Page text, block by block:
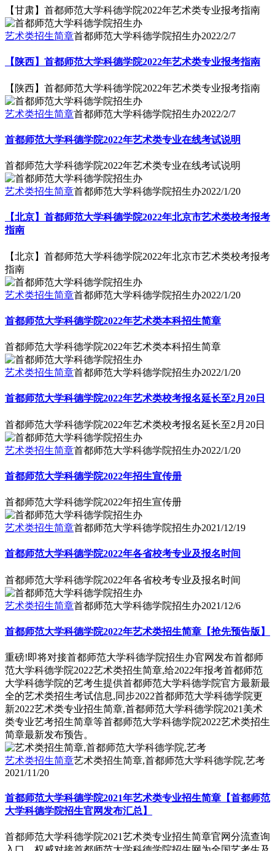
【甘肃】首都师范大学科德学院2022年艺术类专业报考指南
艺术类招生简章首都师范大学科德学院招生办2022/2/7
【陕西】首都师范大学科德学院2022年艺术类专业报考指南
【陕西】首都师范大学科德学院2022年艺术类专业报考指南
艺术类招生简章首都师范大学科德学院招生办2022/2/7
首都师范大学科德学院2022年艺术类专业在线考试说明
首都师范大学科德学院2022年艺术类专业在线考试说明
艺术类招生简章首都师范大学科德学院招生办2022/1/20
【北京】首都师范大学科德学院2022年北京市艺术类校考报考
指南
【北京】首都师范大学科德学院2022年北京市艺术类校考报考
指南
艺术类招生简章首都师范大学科德学院招生办2022/1/20
首都师范大学科德学院2022年艺术类本科招生简章
首都师范大学科德学院2022年艺术类本科招生简章
艺术类招生简章首都师范大学科德学院招生办2022/1/20
首都师范大学科德学院2022年艺术类校考报名延长至2月20日
首都师范大学科德学院2022年艺术类校考报名延长至2月20日
艺术类招生简章首都师范大学科德学院招生办2022/1/20
首都师范大学科德学院2022年招生宣传册
首都师范大学科德学院2022年招生宣传册
艺术类招生简章首都师范大学科德学院招生办2021/12/19
首都师范大学科德学院2022年各省校考专业及报名时间
首都师范大学科德学院2022年各省校考专业及报名时间
艺术类招生简章首都师范大学科德学院招生办2021/12/6
首都师范大学科德学院2022年艺术类招生简章【抢先预告版】
重磅!即将对接首都师范大学科德学院招生办官网发布首都师
范大学科德学院2022艺术类招生简章,给2022年报考首都师范
大学科德学院的艺考生提供首都师范大学科德学院官方最新最
全的艺术类招生考试信息,同步2022首都师范大学科德学院更
新2022艺术类专业招生简章,首都师范大学科德学院2021美术
类专业艺考招生简章等首都师范大学科德学院2022艺术类招生
简章最新发布预告。
艺术类招生简章艺术类招生简章,首都师范大学科德学院,艺考
2021/11/20
首都师范大学科德学院2021年艺术类专业招生简章【首都师范
大学科德学院招生官网发布汇总】
首都师范大学科德学院2021艺术类专业招生简章官网分流查询